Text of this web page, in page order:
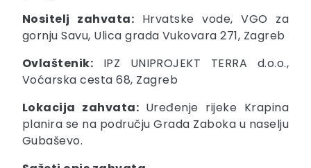
Nositelj zahvata: Hrvatske vode, VGO za
gornju Savu, Ulica grada Vukovara 271, Zagreb
Ovlaštenik: IPZ UNIPROJEKT TERRA d.o.o.,
Voćarska cesta 68, Zagreb
Lokacija zahvata: Uređenje rijeke Krapina
planira se na području Grada Zaboka u naselju
Gubaševo.